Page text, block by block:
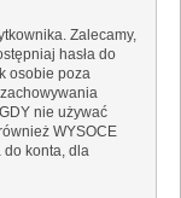
Zalecamy,
hasła do
osobie poza
nie używać
WYSOCE
do konta, dla